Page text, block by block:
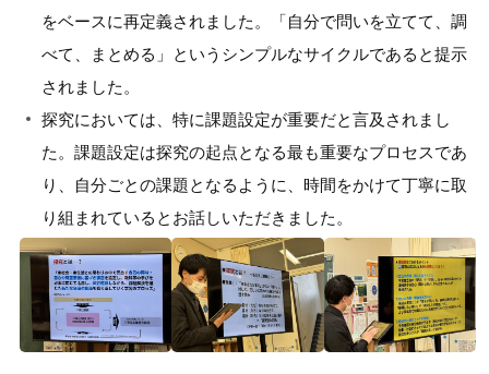
をベースに再定義されました。「自分で問いを立てて、調
べて、まとめる」というシンプルなサイクルであると提示
されました。
探究においては、特に課題設定が重要だと言及されまし
た。課題設定は探究の起点となる最も重要なプロセスであ
り、自分ごとの課題となるように、時間をかけて丁寧に取
り組まれているとお話しいただきました。